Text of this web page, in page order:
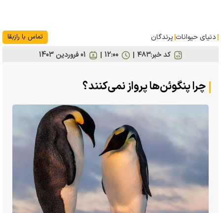
دنیای حیوانات پرندگان تماس با رازبقا
کد خبر:۴۸۳ 01 فروردين 1403 12:00
چرا پنگوئن‌ها پرواز نمی‌کنند؟